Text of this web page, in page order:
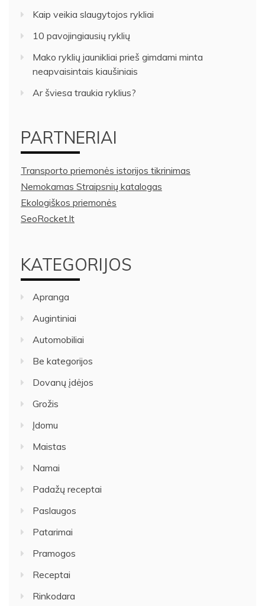
Kaip veikia slaugytojos rykliai
10 pavojingiausių ryklių
Mako ryklių jaunikliai prieš gimdami minta
neapvaisintais kiaušiniais
Ar šviesa traukia ryklius?
PARTNERIAI
Transporto priemonės istorijos tikrinimas
Nemokamas Straipsnių katalogas
Ekologiškos priemonės
SeoRocket.lt
KATEGORIJOS
Apranga
Augintiniai
Automobiliai
Be kategorijos
Dovanų įdėjos
Grožis
Įdomu
Maistas
Namai
Padažų receptai
Paslaugos
Patarimai
Pramogos
Receptai
Rinkodara